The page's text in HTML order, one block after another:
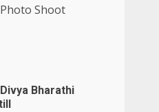
Shoot
Bharathi